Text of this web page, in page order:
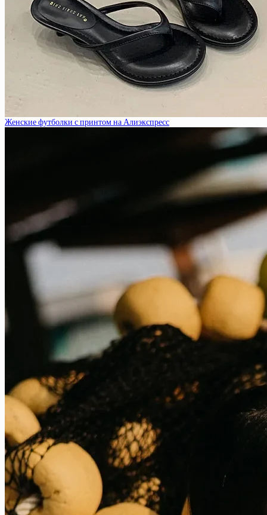
Женские футболки с принтом на Алиэкспресс